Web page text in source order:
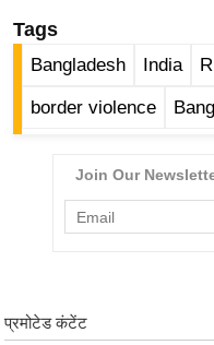
ड
फि
ल्म
a
k
Tags
Bangladesh India
border violence